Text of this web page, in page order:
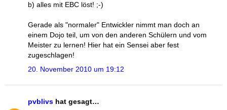
b) alles mit EBC löst! ;-)
Gerade als "normaler" Entwickler nimmt man doch an
einem Dojo teil, um von den anderen Schülern und vom
Meister zu lernen! Hier hat ein Sensei aber fest
zugeschlagen!
20. November 2010 um 19:12
pvblivs hat gesagt…